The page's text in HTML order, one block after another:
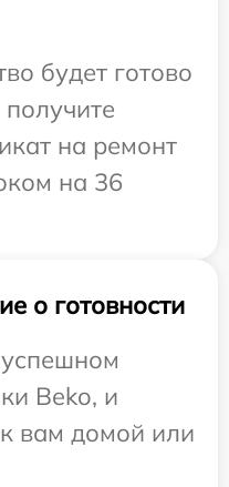
будет готово
на ремонт
на 36
о готовности
Beko, и
вам домой или